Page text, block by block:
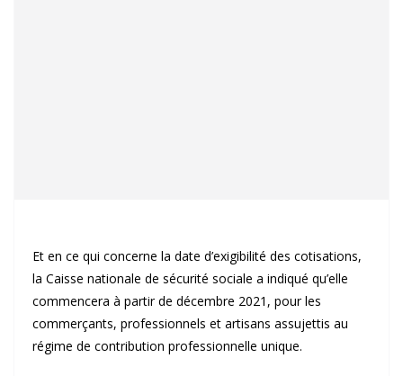
Et en ce qui concerne la date d’exigibilité des cotisations,
la Caisse nationale de sécurité sociale a indiqué qu’elle
commencera à partir de décembre 2021, pour les
commerçants, professionnels et artisans assujettis au
régime de contribution professionnelle unique.